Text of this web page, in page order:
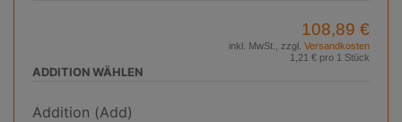
108,89 €
inkl. MwSt., zzgl. Versandkosten
1,21 € pro 1 Stück
ADDITION WÄHLEN
Addition (Add)